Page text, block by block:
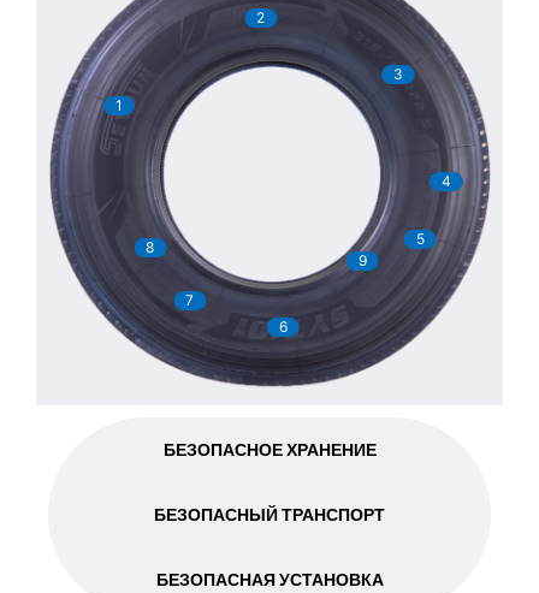
1
2
3
4
5
6
7
8
9
БЕЗОПАСНОЕ ХРАНЕНИЕ
БЕЗОПАСНЫЙ ТРАНСПОРТ
БЕЗОПАСНАЯ УСТАНОВКА